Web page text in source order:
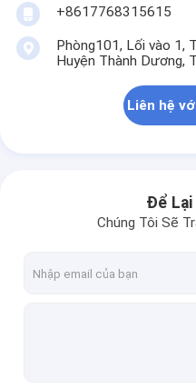
+8617768315615
Phòng101, Lối vào 1,
Huyện Thành Dương,
Liên hệ
Để Lại
Chúng Tôi Sẽ